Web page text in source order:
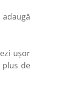
ușor
de